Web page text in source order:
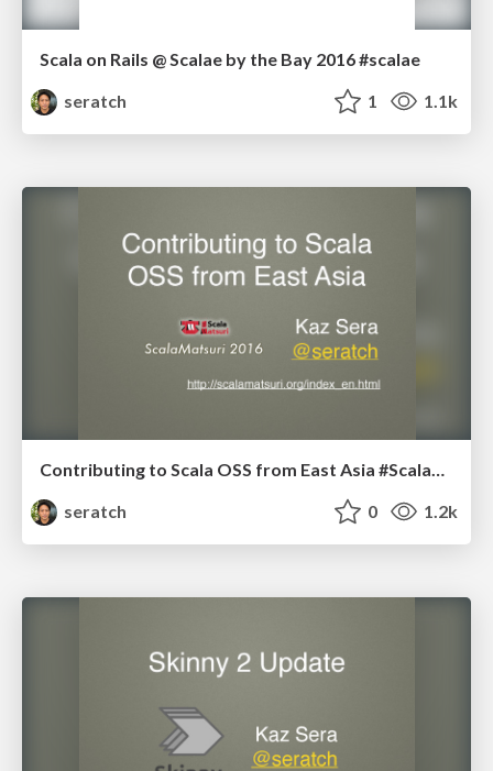
Scala on Rails @ Scalae by the Bay 2016 #scalae
seratch
1 1.1k
seratch
0 1.2k